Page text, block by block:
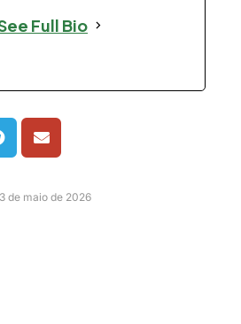
Full Bio
de maio de 2026